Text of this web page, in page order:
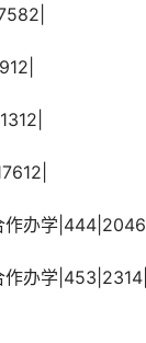
作办学|444|2046|
办学|453|2314|